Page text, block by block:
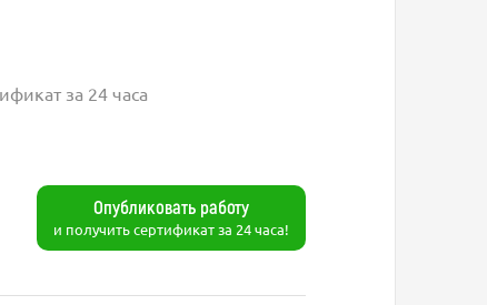
за 24 часа
Опубликовать работу
и получить сертификат за 24 часа!